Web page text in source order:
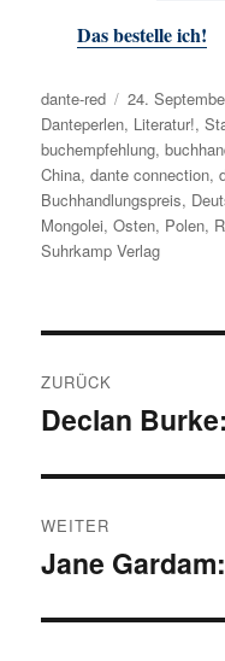
Das bestelle ich!
Autor
dante-red
Veröffentlicht
am
24.
Danteperlen, Literatur!,
buchempfehlung,
China,dante connection,
Buchhandlungspreis,
Mongolei,Osten, Polen,
Suhrkamp Verlag
ZURÜCK
Vorheriger
Declan
WEITER
Nächster
Jane